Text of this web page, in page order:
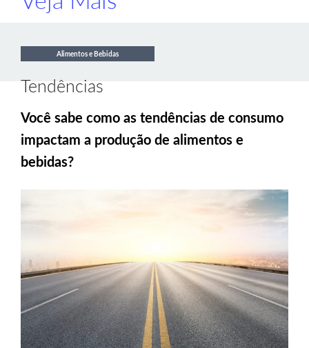
Alimentos e Bebidas
Tendências
Você sabe como as tendências de consumo
impactam a produção de alimentos e
bebidas?